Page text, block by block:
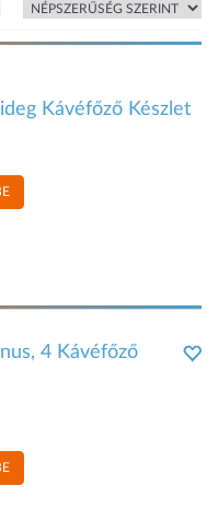
Kávéfőző Készlet
4 Kávéfőző